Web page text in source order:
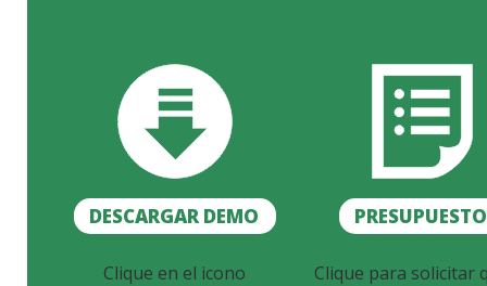
DESCARGAR DEMO PRESUPUESTO
Clique en el icono
Clique para solicitar